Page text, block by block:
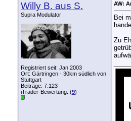
Willy B. aus S.
Supra Modulator
Registriert seit: Jan 2003
Ort: Gärtringen - 30km südlich von
Stuttgart
Beiträge: 7.123
iTrader-Bewertung: (9)
AW:
Bei
Zu